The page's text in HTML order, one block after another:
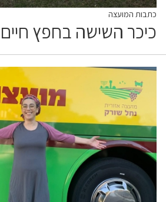
כתבות המועצה
כיכר השישה בחפץ חיים